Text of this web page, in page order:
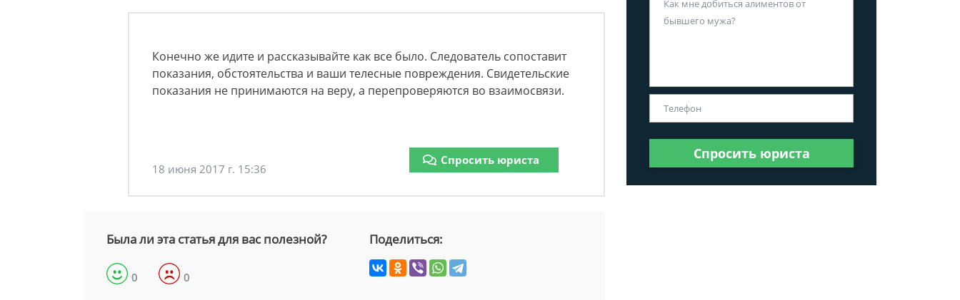
Конечно же идите и рассказывайте как все было. Следователь сопоставит
показания, обстоятельства и ваши телесные повреждения. Свидетельские
показания не принимаются на веру, а перепроверяются во взаимосвязи.
18 июня 2017 г. 15:36
Спросить юриста
Была ли эта статья для вас полезной?
0 0
Поделиться:
Спросить юриста